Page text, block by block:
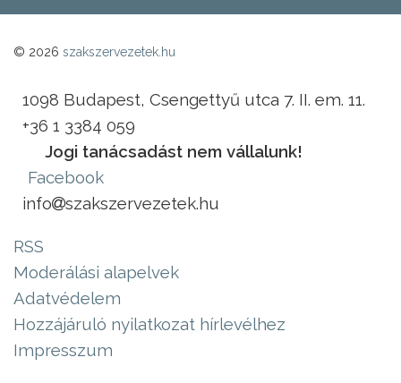
© 2026 szakszervezetek.hu
1098 Budapest, Csengettyű utca 7. II. em. 11.
+36 1 3384 059
Jogi tanácsadást nem vállalunk!
Facebook
info
szakszervezetek.hu
RSS
Moderálási alapelvek
Adatvédelem
Hozzájáruló nyilatkozat hírlevélhez
Impresszum